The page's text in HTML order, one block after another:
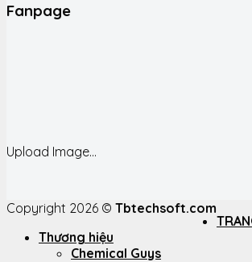
Fanpage
Upload Image...
Copyright 2026 © Tbtechsoft.com
Thương hiệu
Chemical Guys